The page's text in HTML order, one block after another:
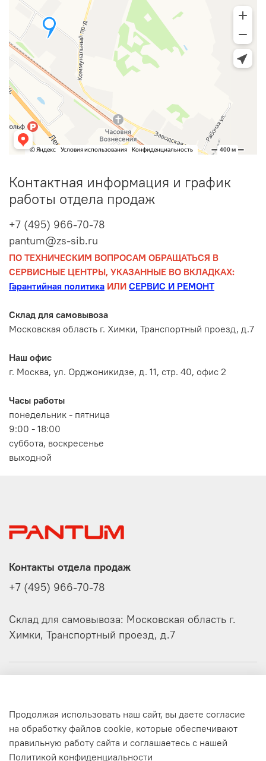
Контактная информация и график
работы отдела продаж
+7 (495) 966-70-78
pantum@zs-sib.ru
ПО ТЕХНИЧЕСКИМ ВОПРОСАМ ОБРАЩАТЬСЯ В
СЕРВИСНЫЕ ЦЕНТРЫ, УКАЗАННЫЕ ВО ВКЛАДКАХ:
Гарантийная политика ИЛИ СЕРВИС И РЕМОНТ
Склад для самовывоза
Московская область г. Химки, Транспортный проезд, д.7
Наш офис
г. Москва, ул. Орджоникидзе, д. 11, стр. 40, офис 2
Часы работы
понедельник - пятница
9:00 - 18:00
суббота, воскресенье
выходной
Клиенту
Контакты отдела продаж
+7 (495) 966-70-78
Склад для самовывоза: Московская область г.
Химки, Транспортный проезд, д.7
© Официальный интернет-магазин Pantum
Продолжая использовать наш сайт, вы даете согласие
на обработку файлов cookie, которые обеспечивают
правильную работу сайта и соглашаетесь с нашей
Политикой конфиденциальности